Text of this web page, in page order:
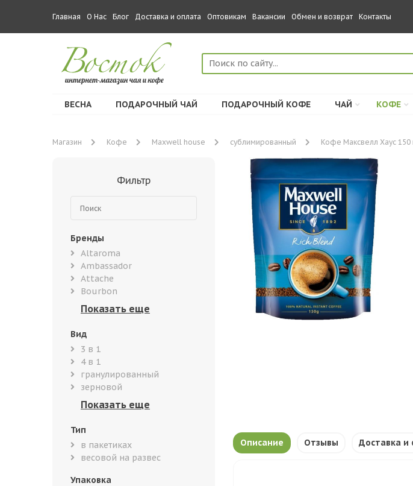
Главная О Нас Блог Доставка и оплата Оптовикам Вакансии Обмен и возврат Контакты
ВЕСНА ПОДАРОЧНЫЙ ЧАЙ ПОДАРОЧНЫЙ КОФЕ ЧАЙ КОФЕ
Магазин Кофе Maxwell house сублимированный Кофе Максвелл Хаус
Фильтр
Бренды
Altaroma
Ambassador
Attache
Bourbon
Вид
3 в 1
4 в 1
гранулированный
зерновой
Тип
в пакетиках
весовой на развес
Упаковка
Описание Отзывы Доставка и